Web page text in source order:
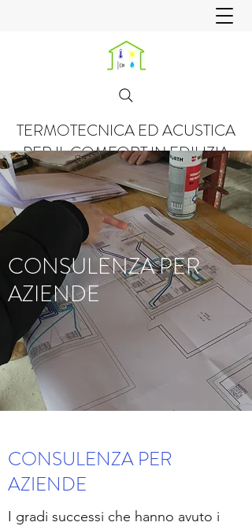
TERMOTECNICA ED ACUSTICA
PER IL COMFORT IN EDILIZIA
CONSULENZA PER
AZIENDE
CONSULENZA PER
AZIENDE
I gradi successi che hanno avuto i